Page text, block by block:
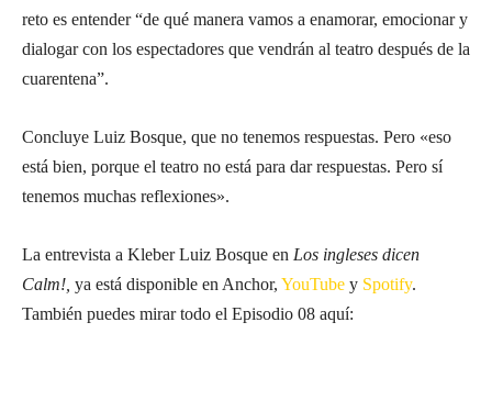
reto es entender“de qué manera vamos a enamorar, emocionar y
dialogar con los espectadores que vendrán al teatro después de la
cuarentena”.
Concluye Luiz Bosque, que no tenemos respuestas. Pero «eso
está bien, porque el teatro no está para dar respuestas. Pero sí
tenemos muchas reflexiones».
La entrevista a Kleber Luiz Bosque en Los ingleses dicen
Calm!, ya está disponible en Anchor, YouTube y Spotify.
También puedes mirar todo el Episodio 08 aquí: